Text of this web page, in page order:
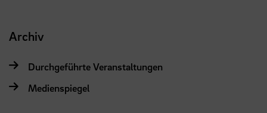
Archiv
Durchgeführte Veranstaltungen
Medienspiegel